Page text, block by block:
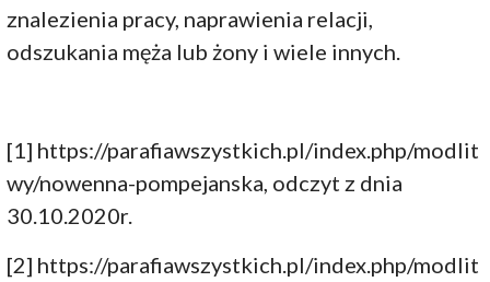
znalezienia pracy, naprawienia relacji,
odszukania męża lub żony i wiele innych.
[1] https://parafiawszystkich.pl/index.php/modlit
wy/nowenna-pompejanska, odczyt z dnia
30.10.2020r.
[2] https://parafiawszystkich.pl/index.php/modlit